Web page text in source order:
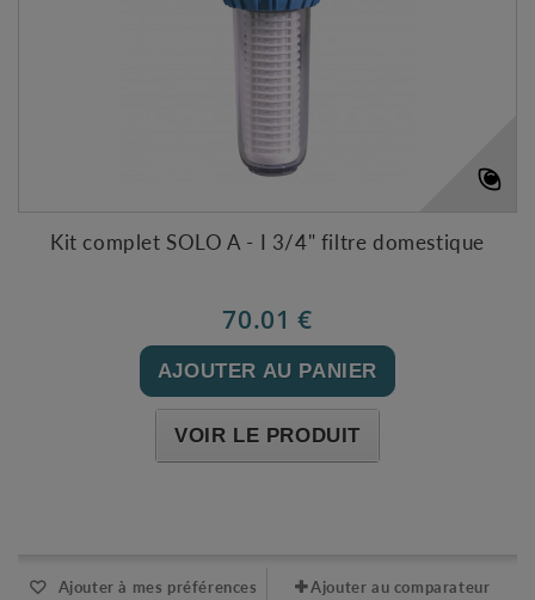
Kit complet SOLO A - I 3/4" filtre domestique
70.01 €
AJOUTER AU PANIER
VOIR LE PRODUIT
Ajouter à mes préférences Ajouter au comparateur